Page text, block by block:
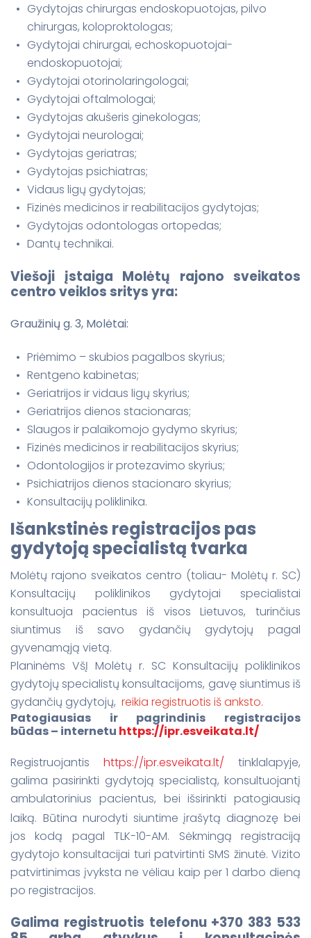
Gydytojas chirurgas endoskopuotojas, pilvo
chirurgas, koloproktologas;
Gydytojai chirurgai, echoskopuotojai-
endoskopuotojai;
Gydytojai otorinolaringologai;
Gydytojai oftalmologai;
Gydytojas akušeris ginekologas;
Gydytojai neurologai;
Gydytojas geriatras;
Gydytojas psichiatras;
Vidaus ligų gydytojas;
Fizinės medicinos ir reabilitacijos gydytojas;
Gydytojas odontologas ortopedas;
Dantų technikai.
Viešoji įstaiga Molėtų rajono sveikatos
centro veiklos sritys yra:
Graužinių g. 3, Molėtai:
Priėmimo – skubios pagalbos skyrius;
Rentgeno kabinetas;
Geriatrijos ir vidaus ligų skyrius;
Geriatrijos dienos stacionaras;
Slaugos ir palaikomojo gydymo skyrius;
Fizinės medicinos ir reabilitacijos skyrius;
Odontologijos ir protezavimo skyrius;
Psichiatrijos dienos stacionaro skyrius;
Konsultacijų poliklinika.
Išankstinės registracijos pas
gydytoją specialistą tvarka
Molėtų rajono sveikatos centro (toliau- Molėtų r. SC)
Konsultacijų poliklinikos gydytojai specialistai
konsultuoja pacientus iš visos Lietuvos, turinčius
siuntimus iš savo gydančių gydytojų pagal
gyvenamąją vietą.
Planinėms VšĮ Molėtų r. SC Konsultacijų poliklinikos
gydytojų specialistų konsultacijoms, gavę siuntimus iš
gydančių gydytojų, reikia registruotis iš anksto.
Patogiausias ir pagrindinis registracijos
būdas – internetu https://ipr.esveikata.lt/
Registruojantis https://ipr.esveikata.lt/ tinklalapyje,
galima pasirinkti gydytoją specialistą, konsultuojantį
ambulatorinius pacientus, bei išsirinkti patogiausią
laiką. Būtina nurodyti siuntime įrašytą diagnozę bei
jos kodą pagal TLK-10-AM. Sėkmingą registraciją
gydytojo konsultacijai turi patvirtinti SMS žinutė. Vizito
patvirtinimas įvyksta ne vėliau kaip per 1 darbo dieną
po registracijos.
Galima registruotis telefonu +370 383 533